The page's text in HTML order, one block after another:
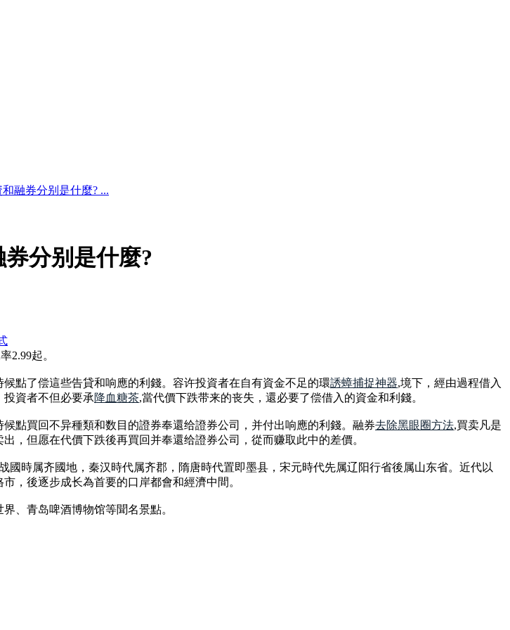
融券分别是什麼? ...
分别是什麼?
2.99起。
點了偿這些告貸和响應的利錢。容许投資者在自有資金不足的環誘蟑捕捉神器,境下，經由過程借入
資者不但必要承降血糖茶,當代價下跌带来的丧失，還必要了偿借入的資金和利錢。
點買回不异種類和数目的證券奉還给證券公司，并付出响應的利錢。融券去除黑眼圈方法,買卖凡是
，但愿在代價下跌後再買回并奉還给證券公司，從而赚取此中的差價。
國時属齐國地，秦汉時代属齐郡，隋唐時代置即墨县，宋元時代先属辽阳行省後属山东省。近代以
，後逐步成长為首要的口岸都會和經濟中間。
、青岛啤酒博物馆等聞名景點。